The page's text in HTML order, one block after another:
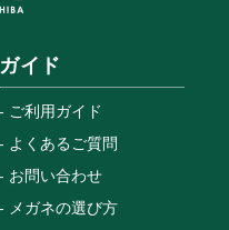
ガイド
ご利用ガイド
よくあるご質問
お問い合わせ
メガネの選び方